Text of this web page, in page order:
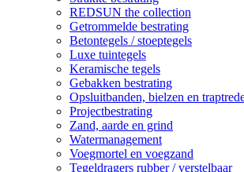
REDSUN the collection
Getrommelde bestrating
Betontegels / stoeptegels
Luxe tuintegels
Keramische tegels
Gebakken bestrating
Opsluitbanden, bielzen en
Projectbestrating
Zand, aarde en grind
Watermanagement
Voegmortel en voegzand
Tegeldragers rubber / verstelbaar